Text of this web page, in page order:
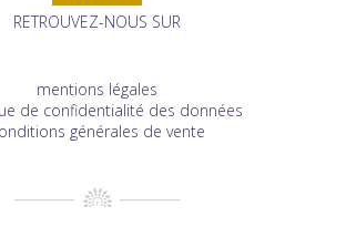
RETROUVEZ-NOUS SUR
mentions légales
de confidentialité des données
générales de vente